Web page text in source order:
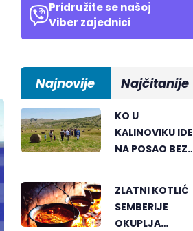
Pridružite se našoj
Viber zajednici
Najnovije Najčitanije
KO U
KALINOVIKU IDE
NA POSAO BEZ
ZLATNI KOTLIĆ
SEMBERIJE
OKUPLJA